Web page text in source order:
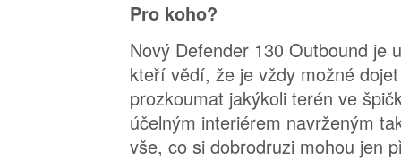
Pro koho?
Nový Defender 130 Outbound je
kteří vědí, že je vždy možné
prozkoumat jakýkoli terén ve
účelným interiérem navrženým
vše, co si dobrodruzi mohou jen